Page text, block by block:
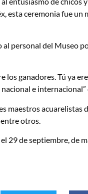
esta ceremonia fue
personal del Museo
los ganadores. Tú ya
e
maestros
otros.
29 de septiembre, de